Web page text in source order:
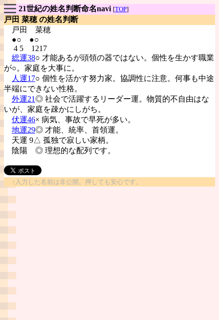
21世紀の姓名判断命名navi [TOP]
戸田 菜穂 の姓名判断
戸田 菜穂
●○ ●○
4 5 1217
総運38○ 才能あるが頭領の器ではない。個性を生かす職業
が○。家庭を大事に。
人運17○ 個性を活かす努力家。協調性に注意。何事も中途
半端にできない性格。
外運21◎ 社会で活躍するリーダー運。物質的不自由はな
いが、家庭を疎かにしがち。
伏運46× 病気、事故で早死が多い。
地運29◎ 才能、統率、首領運。
天運 9△ 孤独で寂しい家柄。
陰陽 ◎ 理想的な配列です。
↑入力した名前は非公開。押しても安心です。